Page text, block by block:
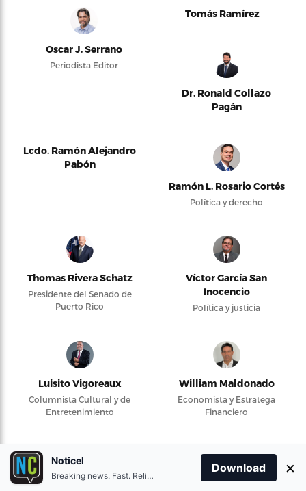
Oscar J. Serrano
Periodista Editor
Tomás Ramírez
Dr. Ronald Collazo
Pagán
Lcdo. Ramón Alejandro
Pabón
Ramón L. Rosario Cortés
Política y derecho
Thomas Rivera Schatz
Presidente del Senado de
Puerto Rico
Víctor García San
Inocencio
Política y justicia
Luisito Vigoreaux
Columnista Cultural y de
Entretenimiento
William Maldonado
Economista y Estratega
Financiero
Noticel
Breaking news. Fast. Reliable.
Download ×